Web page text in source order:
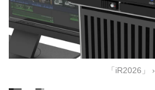
「iR2026」 ›